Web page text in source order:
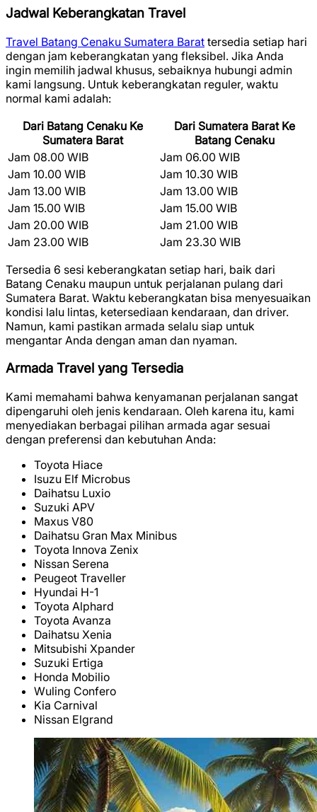
Jadwal Keberangkatan Travel
Travel Batang Cenaku Sumatera Barat tersedia setiap hari
dengan jam keberangkatan yang fleksibel. Jika Anda
ingin memilih jadwal khusus, sebaiknya hubungi admin
kami langsung. Untuk keberangkatan reguler, waktu
normal kami adalah:
Dari Batang Cenaku Ke
Sumatera Barat
Dari Sumatera Barat Ke
Batang Cenaku
Jam 08.00 WIB
Jam 06.00 WIB
Jam 10.00 WIB
Jam 10.30 WIB
Jam 13.00 WIB
Jam 13.00 WIB
Jam 15.00 WIB
Jam 15.00 WIB
Jam 20.00 WIB
Jam 21.00 WIB
Jam 23.00 WIB
Jam 23.30 WIB
Tersedia 6 sesi keberangkatan setiap hari, baik dari
Batang Cenaku maupun untuk perjalanan pulang dari
Sumatera Barat. Waktu keberangkatan bisa menyesuaikan
kondisi lalu lintas, ketersediaan kendaraan, dan driver.
Namun, kami pastikan armada selalu siap untuk
mengantar Anda dengan aman dan nyaman.
Armada Travel yang Tersedia
Kami memahami bahwa kenyamanan perjalanan sangat
dipengaruhi oleh jenis kendaraan. Oleh karena itu, kami
menyediakan berbagai pilihan armada agar sesuai
dengan preferensi dan kebutuhan Anda:
Toyota Hiace
Isuzu Elf Microbus
Daihatsu Luxio
Suzuki APV
Maxus V80
Daihatsu Gran Max Minibus
Toyota Innova Zenix
Nissan Serena
Peugeot Traveller
Hyundai H-1
Toyota Alphard
Toyota Avanza
Daihatsu Xenia
Mitsubishi Xpander
Suzuki Ertiga
Honda Mobilio
Wuling Confero
Kia Carnival
Nissan Elgrand